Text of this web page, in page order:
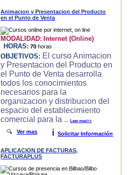
Animacion y Presentacion del Producto
en el Punto de Venta
MODALIDAD: Internet (Online)
HORAS: 70 horas
OBJETIVOS: El curso Animacion
y Presentacion del Producto en
el Punto de Venta desarrolla
todos los conocimientos
necesarios para la
organizacion y distribucion del
espacio del establecimiento
comercial para la ..Leer mas>>
🔍Ver mas i Solicitar Información
APLICACION DE FACTURAS,
FACTURAPLUS